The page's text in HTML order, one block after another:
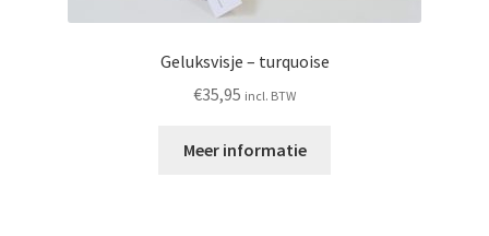
Geluksvisje – turquoise
€35,95 incl. BTW
Meer informatie